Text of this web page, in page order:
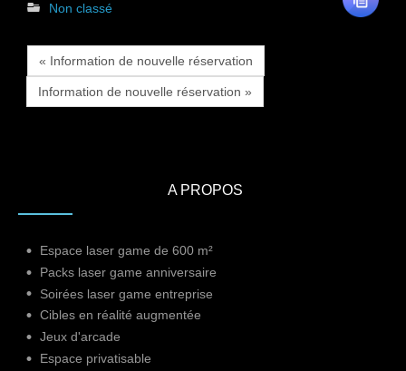
Non classé
« Information de nouvelle réservation
Information de nouvelle réservation »
A PROPOS
Espace laser game de 600 m²
Packs laser game anniversaire
Soirées laser game entreprise
Cibles en réalité augmentée
Jeux d'arcade
Espace privatisable